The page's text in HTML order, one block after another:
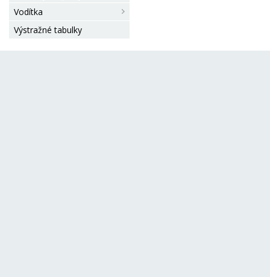
Vodítka
Výstražné tabulky